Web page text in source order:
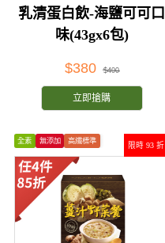
乳清蛋白飲-海鹽可可口
味(43gx6包)
$380 $400
立即搶購
限時 93 折
全素 無添加 高纖標準